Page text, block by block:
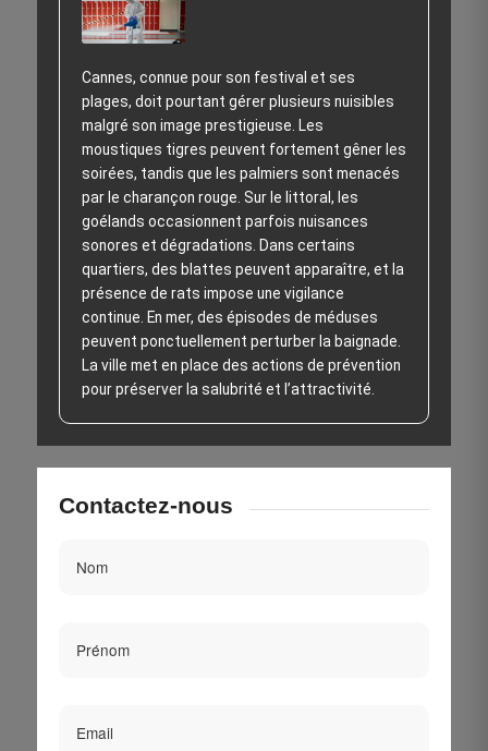
Cannes, connue pour son festival et ses
plages, doit pourtant gérer plusieurs nuisibles
malgré son image prestigieuse. Les
moustiques tigres peuvent fortement gêner les
soirées, tandis que les palmiers sont menacés
par le charançon rouge. Sur le littoral, les
goélands occasionnent parfois nuisances
sonores et dégradations. Dans certains
quartiers, des blattes peuvent apparaître, et la
présence de rats impose une vigilance
continue. En mer, des épisodes de méduses
peuvent ponctuellement perturber la baignade.
La ville met en place des actions de prévention
pour préserver la salubrité et l’attractivité.
Contactez-nous